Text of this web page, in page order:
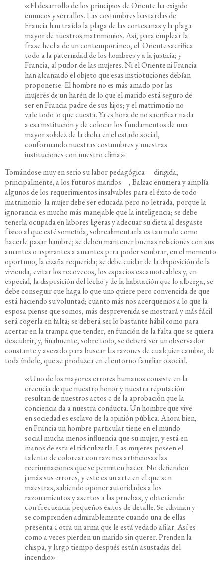
«El desarrollo de los principios de Oriente ha exigido
eunucos y serrallos. Las costumbres bastardas de
Francia han traído la plaga de las cortesanas y la plaga
mayor de nuestros matrimonios. Así, para emplear la
frase hecha de un contemporáneo, el Oriente sacrifica
todo a la paternidad de los hombres y a la justicia; y
Francia, al pudor de las mujeres. Ni el Oriente ni Francia
han alcanzado el objeto que esas instiotuciones debían
proponerse. El hombre no es más amado por las
mujeres de un harén de lo que el marido está seguro de
ser en Francia padre de sus hijos; y el matrimonio no
vale todo lo que cuesta. Ya es hora de no sacrificar nada
a esa institución y de colocar los fundamentos de una
mayor solidez de la dicha en el estado social,
conformando nuestras costumbres y nuestras
instituciones con nuestro clima».
Tomándose muy en serio su labor pedagógica —dirigida,
principalmente, a los futuros maridos—, Balzac enumera y amplía
algunos de los requerimientos insalvables para el éxito de todo
matrimonio: la mujer debe ser educada pero no letrada, porque la
ignorancia es mucho más manejable que la inteligencia; se debe
tenerla ocupada en labores ligeras y adecuar su dieta al desgaste
físico al que esté sometida, sobrealimentarla es tan malo como
hacerle pasar hambre; se deben mantener buenas relaciones con sus
amantes o aspirantes a amantes para poder sembrar, en el momento
oportuno, la cizaña requerida; se debe cuidar de la disposición de la
vivienda, evitar los recovecos, los espacios escamoteables y, en
especial, la disposición del lecho y de la habitación que lo alberga; se
debe conseguir que haga lo que uno quiere pero convencida de que
está haciendo su voluntad; cuanto más nos acerquemos a lo que la
esposa piense que somos, más desprevenida se mostrará y más fácil
será cogerla en falta; se deberá ser lo bastante hábil como para
acertar en la trampa que tender, en función de la falta que se quiera
descubrir; y, finalmente, sobre todo, se deberá ser un observador
constante y avezado para buscar las razones de cualquier cambio, de
toda índole, que se produzca en el entorno familiar o social.
«Uno de los mayores errores humanos consiste en la
creencia de que nuestro honor y nuestra reputación
resultan de nuestros actos o de la aprobación que la
conciencia da a nuestra conducta. Un hombre que vive
en sociedad es esclavo de la opinión pública. Ahora bien,
en Francia un hombre particular tiene en el mundo
social mucha menos influencia que su mujer, y está en
manos de esta el ridiculizarlo. Las mujeres poseen el
talento de colorear con razones artificiosas las
recriminaciones que se permiten hacer. No defienden
jamás sus errores, y este es un arte en el que son
maestras, sabiendo oponer autoridades a los
razonamientos y asertos a las pruebas, y obteniendo
con frecuencia pequeños éxitos de detalle. Se adivinan y
se comprenden admirablemente cuando una de ellas
presenta a otra un arma que le está vedado afilar. Así es
como a veces pierden un marido sin querer. Prenden la
chispa, y largo tiempo después están asustadas del
incendio».